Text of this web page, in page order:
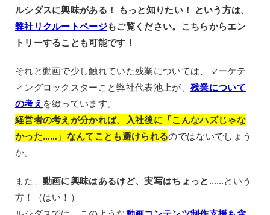
ルシダスに興味がある！ もっと知りたい！ という方は、
弊社リクルートページもご覧ください。こちらからエン
トリーすることも可能です！
それと動画で少し触れていた残業については、マーケテ
ィングロックスターこと弊社代表池上が、 残業について
の考え を綴っています。
経営者の考えが分かれば、入社後に「こんなハズじゃな
かった……」なんてことも避けられるのではないでしょう
か。
また、 動画に興味はあるけど、実写はちょっと ……という
方！（はい！）